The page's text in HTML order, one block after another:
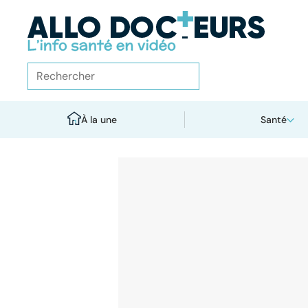
À la une Santé